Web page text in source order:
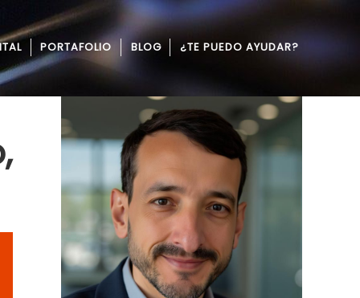
PORTAFOLIO BLOG ¿TE PUEDO AYUDAR?